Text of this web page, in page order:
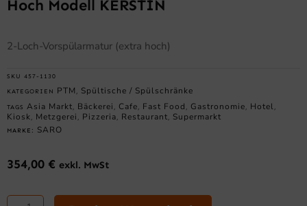
Hoch Modell KERSTIN
2-Loch-Vorspülarmatur (extra hoch)
SKU 457-1130
KATEGORIEN PTM Spültische / Spülschränke
TAGS Asia Markt Bäckerei Cafe Fast Food Gastronomie Hotel
Kiosk Metzgerei Pizzeria Restaurant Supermarkt
MARKE: SARO
354,00 € exkl. MwSt
SARO